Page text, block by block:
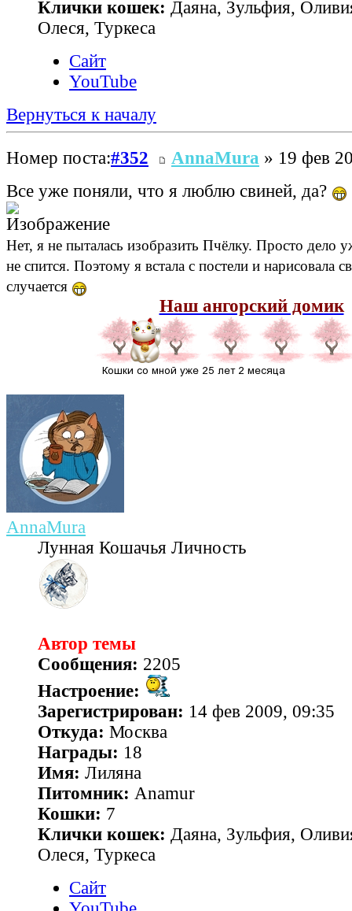
Клички кошек: Даяна, Зульфия,
Олеся, Туркеса
Сайт
YouTube
Вернуться к началу
Номер поста:#352 AnnaMura » 19 фев
Все уже поняли, что я люблю свиней, да?
Нет, я не пыталась изобразить Пчёлку. Просто дело
не спится. Поэтому я встала с постели и нарисовала
случается
Наш ангорский домик
AnnaMura
Лунная Кошачья Личность
Автор темы
Сообщения: 2205
Настроение:
Зарегистрирован: 14 фев 2009, 09:35
Откуда: Москва
Награды: 18
Имя: Лиляна
Питомник: Anamur
Кошки: 7
Клички кошек: Даяна, Зульфия,
Олеся, Туркеса
Сайт